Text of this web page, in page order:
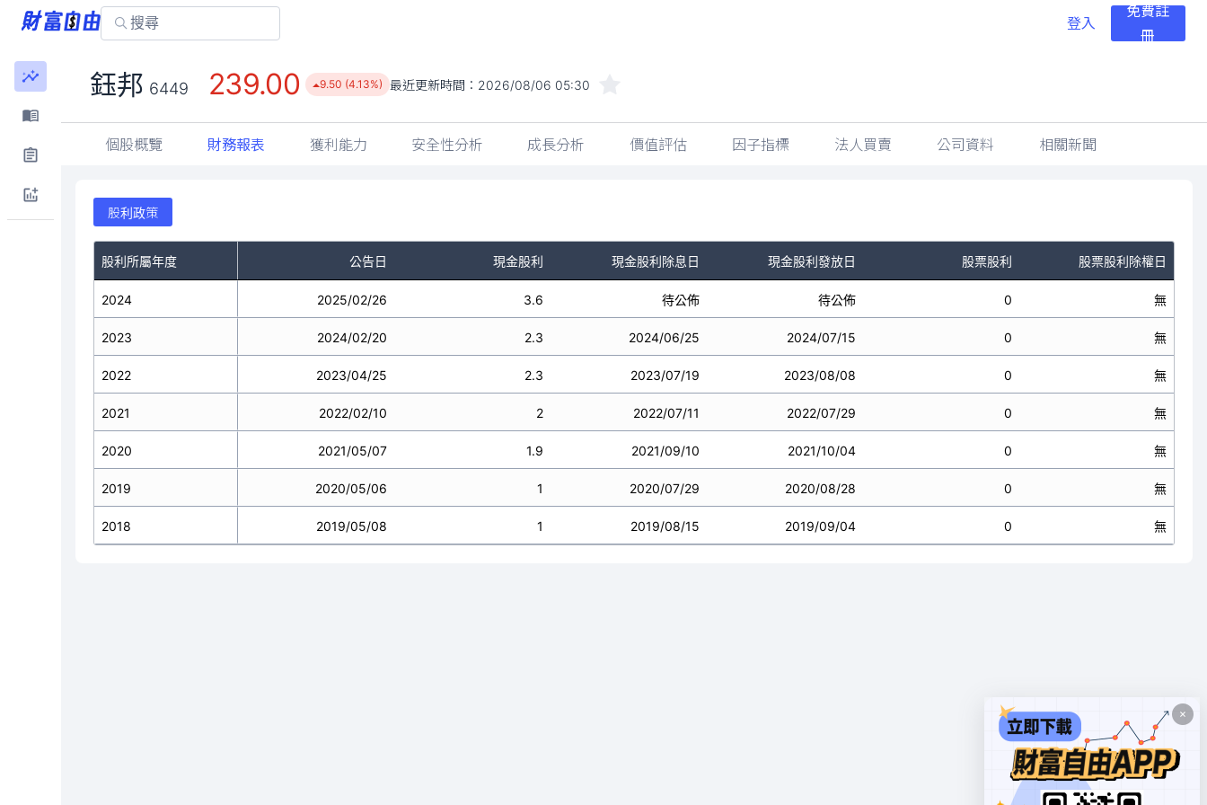
登入
免費註
冊
鈺邦 6449 239.00 9.50 (4.13%) 最近更新時間： 2026/08/06 05:30
個股概覽 財務報表 獲利能力 安全性分析 成長分析 價值評估 因子指標 法人買賣 公司資料 相關新聞
股利政策
股利所屬年度 公告日 現金股利 現金股利除息日 現金股利發放日 股票股利 股票股利除權日
2024
2023
2022
2021
2020
2019
2018
2025/02/26 3.6 待公佈 待公佈 0 無
2024/02/20 2.3 2024/06/25 2024/07/15 0 無
2023/04/25 2.3 2023/07/19 2023/08/08 0 無
2022/02/10 2 2022/07/11 2022/07/29 0 無
2021/05/07 1.9 2021/09/10 2021/10/04 0 無
2020/05/06 1 2020/07/29 2020/08/28 0 無
2019/05/08 1 2019/08/15 2019/09/04 0 無